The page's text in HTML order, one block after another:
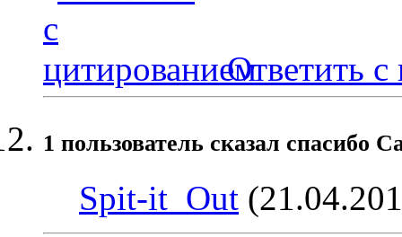
Ответить с
1 пользователь сказал cпасибо
Spit-it_Out